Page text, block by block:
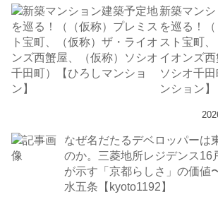
新築マン
を巡る！
スト宝町
イオンズ西
ソシオ千
ンション】
なぜ名だたるデベロッパーは
のか。三菱地所レジデンス16
が示す「京都らしさ」の価値
水五条【kyoto1192】